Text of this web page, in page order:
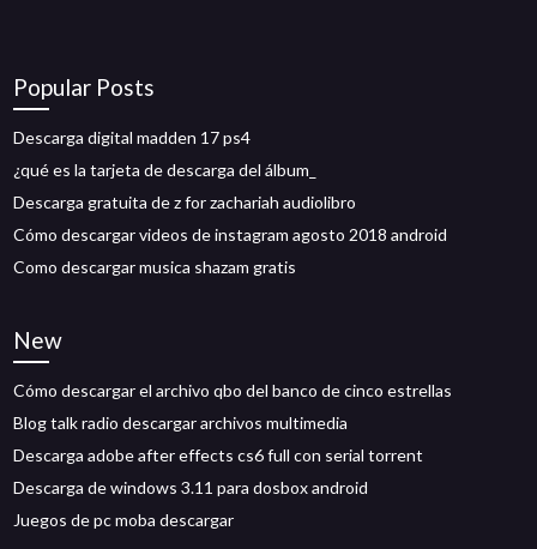
Popular Posts
Descarga digital madden 17 ps4
¿qué es la tarjeta de descarga del álbum_
Descarga gratuita de z for zachariah audiolibro
Cómo descargar videos de instagram agosto 2018 android
Como descargar musica shazam gratis
New
Cómo descargar el archivo qbo del banco de cinco estrellas
Blog talk radio descargar archivos multimedia
Descarga adobe after effects cs6 full con serial torrent
Descarga de windows 3.11 para dosbox android
Juegos de pc moba descargar